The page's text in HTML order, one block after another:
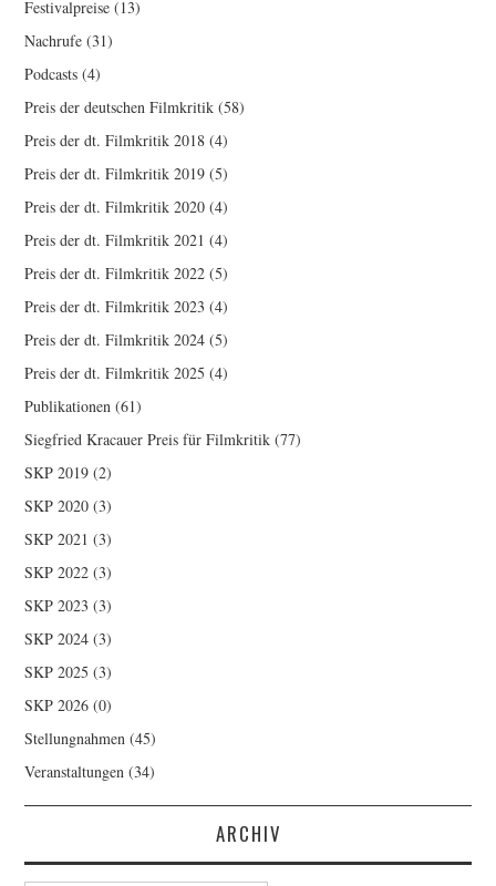
Festivalpreise (13)
Nachrufe (31)
Podcasts (4)
Preis der deutschen Filmkritik (58)
Preis der dt. Filmkritik 2018 (4)
Preis der dt. Filmkritik 2019 (5)
Preis der dt. Filmkritik 2020 (4)
Preis der dt. Filmkritik 2021 (4)
Preis der dt. Filmkritik 2022 (5)
Preis der dt. Filmkritik 2023 (4)
Preis der dt. Filmkritik 2024 (5)
Preis der dt. Filmkritik 2025 (4)
Publikationen (61)
Siegfried Kracauer Preis für Filmkritik (77)
SKP 2019 (2)
SKP 2020 (3)
SKP 2021 (3)
SKP 2022 (3)
SKP 2023 (3)
SKP 2024 (3)
SKP 2025 (3)
SKP 2026 (0)
Stellungnahmen (45)
Veranstaltungen (34)
ARCHIV